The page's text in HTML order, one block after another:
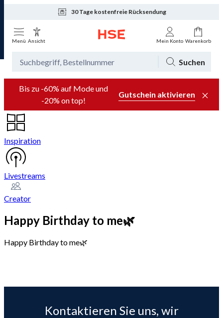
30 Tage kostenfreie Rücksendung
Menü Ansicht Mein Konto Warenkorb
Suchen
Bis zu -60% auf Mode und
-20% on top!
Gutschein aktivieren
Inspiration
Livestreams
Creator
Happy Birthday to me🌿
Happy Birthday to me🌿
Kontaktieren Sie uns, wir